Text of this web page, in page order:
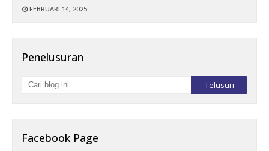
FEBRUARI 14, 2025
Penelusuran
Facebook Page